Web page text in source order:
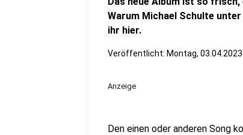
Warum Michael Schulte
ihr hier.
Veröffentlicht: Montag,
Anzeige
Den einen oder anderen Song